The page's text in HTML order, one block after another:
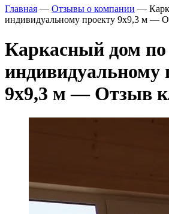
Главная — Отзывы о компании —
индивидуальному проекту 9х9,3 м —
Каркасный дом по
индивидуальному
9х9,3 м — Отзыв